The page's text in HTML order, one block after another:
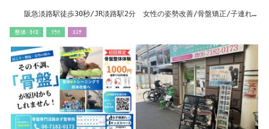
阪急淡路駅徒歩30秒/JR淡路駅2分 女性の姿勢改善/骨盤矯正/子連れ
整体･ｶｲﾛ ﾘﾗｸ ｴｽﾃ